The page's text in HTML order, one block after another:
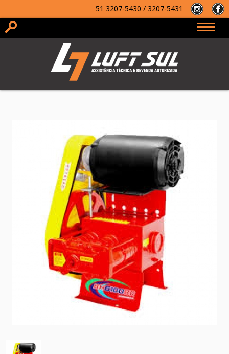
51 3207-5430 / 3207-5431